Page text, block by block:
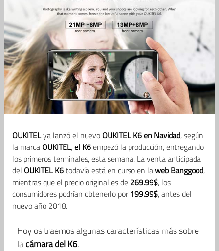
OUKITELya lanzó el nuevo OUKITEL K6 en Navidad, según
la marca OUKITEL,el K6empezó la producción, entregando
los primeros terminales, esta semana. La venta anticipada
del OUKITEL K6todavía está en curso en laweb Banggood,
mientras que el precio original es de 269.99$, los
consumidores podrían obtenerlo por 199.99$, antes del
nuevo año 2018.
Hoy os traemos algunas características más sobre
lacámara del K6.